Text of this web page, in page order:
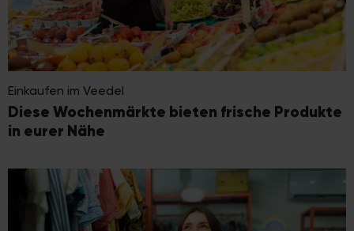
Einkaufen im Veedel
Diese Wochenmärkte bieten frische Produkte
in eurer Nähe